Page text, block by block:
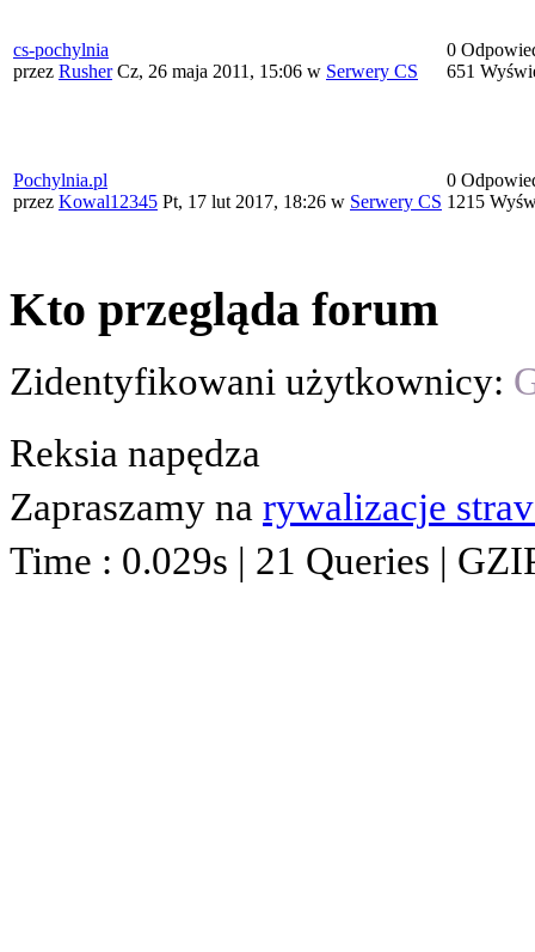
cs-pochylnia
przez Rusher Cz, 26 maja 2011, 15:06 w Serwery CS
0
651
Pochylnia.pl
przez Kowal12345 Pt, 17 lut 2017, 18:26 w Serwery CS
0
1215
Kto przegląda forum
Zidentyfikowani użytkownicy:
Reksia napędza
Zapraszamy na rywalizacje
Time : 0.029s | 21 Queries |